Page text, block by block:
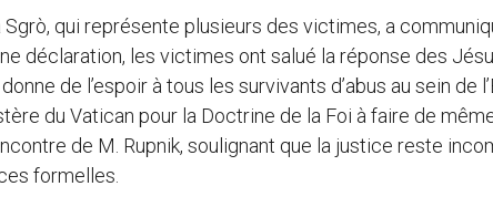
Sgrò, qui représente plusieurs des victimes, a
déclaration, les victimes ont salué la réponse des
de l’espoir à tous les survivants d’abus au sein de
du Vatican pour la Doctrine de la Foi à faire de
de M. Rupnik, soulignant que la justice reste
formelles.